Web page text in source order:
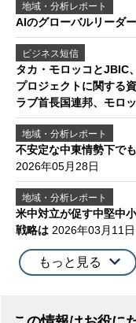
地域・分析レポート
AIのグローバルリーダ
ビジネス短信
タカ・モロッコとJBIC
プロジェクトに関する
ラブ首長国連邦、モロ
地域・分析レポート
不安定な中東情勢下で
2026年05月28日
地域・分析レポート
米中対立が促す中堅中
戦略は 2026年03月11日
もっと見る